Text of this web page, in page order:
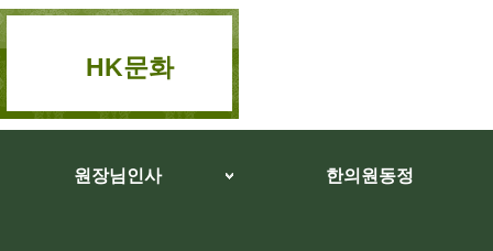
HK문화
원장님인사 한의원동정